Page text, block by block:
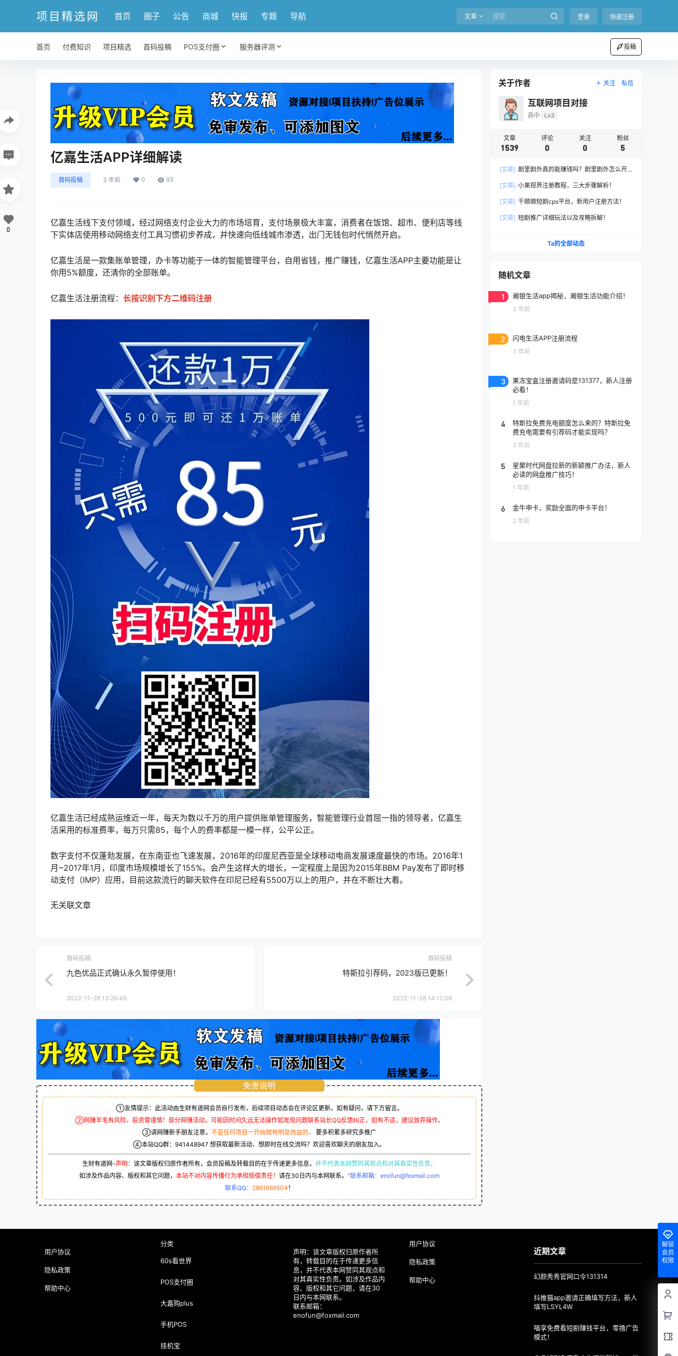
项目精选网 首页 圈子 公告 商城 快报 专题 导航 文章 登录 快速注册
首页 付费知识 项目精选 首码投稿 POS支付圈 服务器评测 投稿
亿嘉生活APP详细解读
首码投稿 3 年前 0 93
亿嘉生活线下支付领域，经过网络支付企业大力的市场培育，支付场景极大丰富，消费者在饭馆、超市、便利店等线
下实体店使用移动网络支付工具习惯初步养成，并快速向低线城市渗透，出门无钱包时代悄然开启。
亿嘉生活是一款集账单管理，办卡等功能于一体的智能管理平台，自用省钱，推广赚钱，亿嘉生活APP主要功能是让
你用5%额度，还清你的全部账单。
亿嘉生活注册流程： 长按识别下方二维码注册
亿嘉生活已经成熟运维近一年，每天为数以千万的用户提供账单管理服务，智能管理行业首屈一指的领导者，亿嘉生
活采用的标准费率，每万只需85，每个人的费率都是一模一样，公平公正。
数字支付不仅蓬勃发展，在东南亚也飞速发展，2016年的印度尼西亚是全球移动电商发展速度最快的市场。2016年1
月~2017年1月，印度市场规模增长了155%。会产生这样大的增长，一定程度上是因为2015年BBM Pay发布了即时移
动支付（IMP）应用，目前这款流行的聊天软件在印尼已经有5500万以上的用户，并在不断壮大着。
无关联文章
0
首码投稿
九色优品正式确认永久暂停使用！
2022-11-28 13:26:46
首码投稿
特斯拉引荐码，2023版已更新！
2022-11-28 14:12:06
免责说明
①友情提示：此活动由生财有道网会员自行发布，后续项目动态会在评论区更新，如有疑问，请下方留言。
②网赚羊毛有风险，投资需谨慎！部分网赚活动，可能因时间久远无法操作如发现问题联系站长QQ反馈纠正，如有不适，建议放弃操作。
③请网赚新手朋友注意， 不是任何项目一开始就有明显效益的，
要多积累多研究多推广
④本站QQ群： 941448947 想获取最新活动、想即时在线交流吗？欢迎喜欢聊天的朋友加入。
生财有道网-声明： 该文章版权归原作者所有，会员投稿及转载目的在于传递更多信息， 并不代表本网赞同其观点和对其真实性负责。
如涉及作品内容、版权和其它问题， 本站不对内容传播行为承担赔偿责任！ 请在30日内与本网联系。 “联系邮箱：enofun@foxmail.com
联系QQ： 2861666504 ！
关于作者 关注 私信
互联网项目对接
高中 Lv3
文章
1539
评论
0
关注
0
粉丝
5
[文章] 剧里剧外真的能赚钱吗？剧里剧外怎么开
[文章] 小果视界注册教程，三大步骤解析！
[文章] 千顺顺短剧cps平台，新用户注册方法！
[文章] 短剧推广详细玩法以及攻略拆解！
Ta的全部动态
随机文章
1 瀚银生活app揭秘，瀚银生活功能介绍！
3 年前
2 闪电生活APP注册流程
3 年前
3
果冻宝盒注册邀请码是131377，新人注册
必看！
1 年前
4
特斯拉免费充电额度怎么来的？特斯拉免
费充电需要有引荐码才能实现吗？
3 年前
5
星聚时代网盘拉新的新颖推广办法，新人
必读的网盘推广技巧！
1 年前
6 金牛申卡，奖励全面的申卡平台！
2 年前
解锁
会员
权限
用户协议
隐私政策
帮助中心
分类
60s看世界
POS支付圈
大嘉购plus
手机POS
挂机宝
声明：该文章版权归原作者所
有，转载目的在于传递更多信
息，并不代表本网赞同其观点和
对其真实性负责。如涉及作品内
容、版权和其它问题，请在30
日内与本网联系。
联系邮箱：
enofun@foxmail.com
用户协议
隐私政策
帮助中心
近期文章
幻颜秀秀官网口令131314
抖推猫app邀请正确填写方法，新人
填写LSYL4W
喵享免费看短剧赚钱平台，零撸广告
模式！